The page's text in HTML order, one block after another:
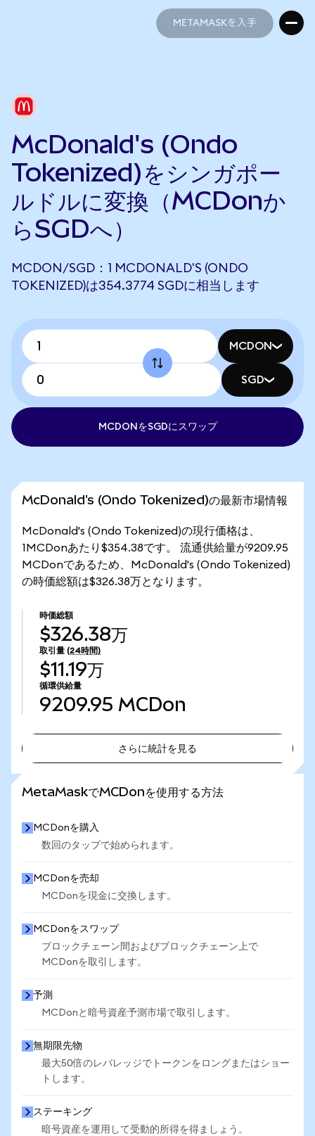
METAMASKを入手
McDonald's (Ondo
Tokenized)をシンガポー
ルドルに変換（MCDonか
らSGDへ）
MCDON/SGD：1 MCDONALD'S (ONDO
TOKENIZED)は354.3774 SGDに相当します
MCDON
SGD
MCDONをSGDにスワップ
McDonald's (Ondo Tokenized)の最新市場情報
McDonald's (Ondo Tokenized)の現行価格は、
1MCDonあたり$354.38です。 流通供給量が9209.95
MCDonであるため、McDonald's (Ondo Tokenized)
の時価総額は$326.38万となります。
時価総額
$326.38万
取引量 (24時間)
$11.19万
循環供給量
9209.95 MCDon
さらに統計を見る
MetaMaskでMCDonを使用する方法
MCDonを購入
数回のタップで始められます。
MCDonを売却
MCDonを現金に交換します。
MCDonをスワップ
ブロックチェーン間およびブロックチェーン上で
MCDonを取引します。
予測
MCDonと暗号資産予測市場で取引します。
無期限先物
最大50倍のレバレッジでトークンをロングまたはショー
トします。
ステーキング
暗号資産を運用して受動的所得を得ましょう。